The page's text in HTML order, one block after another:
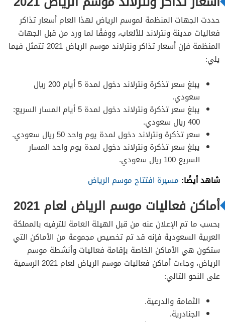
حددت الجهات المنظمة لموسم الرياض لهذا العام أسعار تذاكر
فعاليات مدينة ونترلاند للألعاب، ووفقًا لما ورد من قبل الجهات
المنظمة فإن أسعار تذاكر ونترلاند موسم الرياض 2021 تتمثل فيما
يلي:
يبلغ سعر تذكرة ونترلاند دخول لمدة 5 أيام 200 ريال
سعودي.
يبلغ سعر تذكرة ونترلاند دخول لمدة 5 أيام المسار السريع:
400 ريال سعودي.
سعر تذكرة ونترلاند دخول لمدة يوم واحد 50 ريال سعودي.
يبلغ سعر تذكرة ونترلاند دخول لمدة يوم واحد المسار
السريع 100 ريال سعودي.
شاهد أيضًا: مسيرة افتتاح موسم الرياض
أماكن فعاليات موسم الرياض لعام 2021
بحسب ما تم الإعلان عنه من قبل الهيئة العامة للترفيه بالمملكة
العربية السعودية فإنه قد تم تخصيص مجموعة من الأماكن التي
ستكون هي الأماكن الخاصة بإقامة فعاليات وأنشطة موسم
الرياض، وجاءت أماكن فعاليات موسم الرياض لعام 2021 الرسمية
على النحو التالي:
الثمامة والدرعية.
الجنادرية.